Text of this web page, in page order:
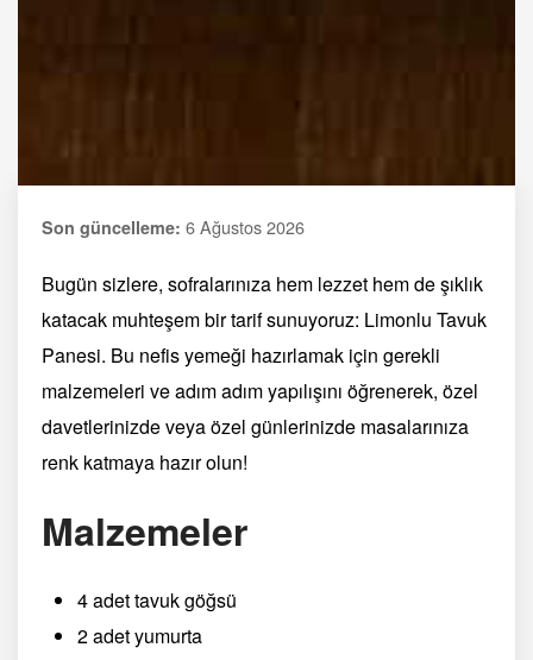
Son güncelleme: 6 Ağustos 2026
Bugün sizlere, sofralarınıza hem lezzet hem de şıklık
katacak muhteşem bir tarif sunuyoruz: Limonlu Tavuk
Panesi. Bu nefis yemeği hazırlamak için gerekli
malzemeleri ve adım adım yapılışını öğrenerek, özel
davetlerinizde veya özel günlerinizde masalarınıza
renk katmaya hazır olun!
Malzemeler
4 adet tavuk göğsü
2 adet yumurta